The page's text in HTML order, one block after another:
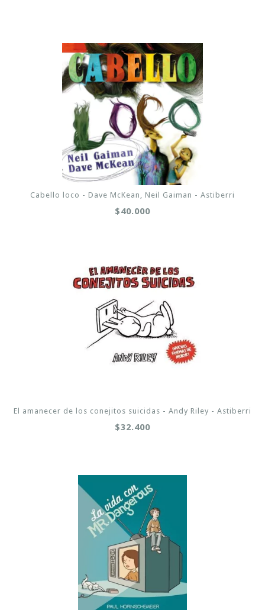
Cabello loco - Dave McKean, Neil Gaiman - Astiberri
$40.000
El amanecer de los conejitos suicidas - Andy Riley - Astiberri
$32.400